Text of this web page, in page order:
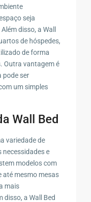
seja
disso, a Wall
de hóspedes,
de forma
Outra vantagem é
pode ser
um simples
Wall Bed
variedade de
necessidades e
modelos com
até mesmo mesas
mais
disso, a Wall Bed